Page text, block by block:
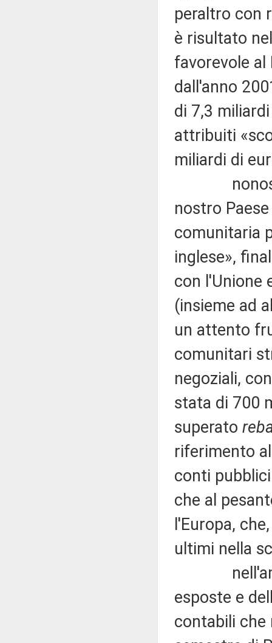
peraltro con
è risultato
favorevole al
dall'anno
di 7,3
attribuiti
miliardi di
nostro
comunitaria
inglese»,
con l'Unione
(insieme ad
un attento
comunitari
negoziali,
stata di 700
superato
riferimento
conti
che al
l'Europa,
ultimi nella
esposte e
contabili che